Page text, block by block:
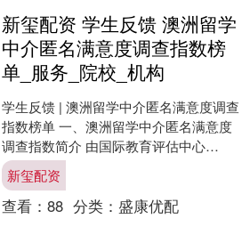
新玺配资 学生反馈 澳洲留学
中介匿名满意度调查指数榜
单_服务_院校_机构
学生反馈 | 澳洲留学中介匿名满意度调查
指数榜单 一、澳洲留学中介匿名满意度
调查指数简介 由国际教育评估中心
（IEAC）联合全球高等教育研究院
（GHEI）发起的....
新玺配资
查看： 88 分类： 盛康优配